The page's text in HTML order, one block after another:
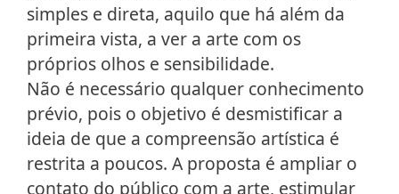
simples e direta, aquilo que há além da
primeira vista, a ver a arte com os
próprios olhos e sensibilidade.
Não é necessário qualquer conhecimento
prévio, pois o objetivo é desmistificar a
ideia de que a compreensão artística é
restrita a poucos. A proposta é ampliar o
contato do público com a arte, estimular